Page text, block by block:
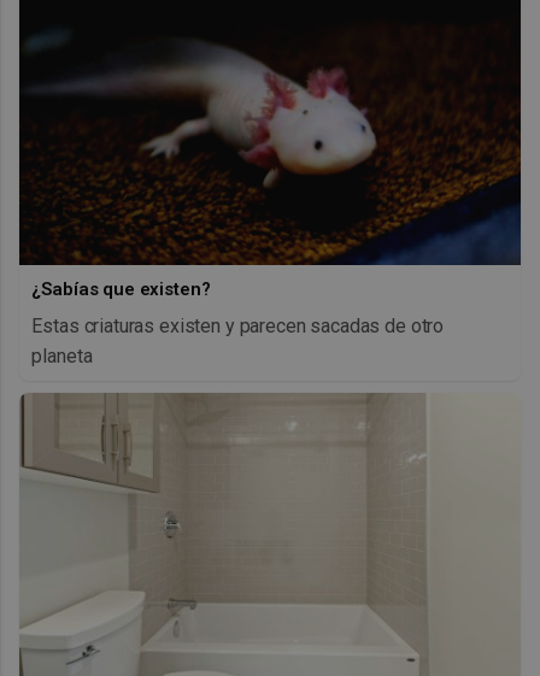
¿Sabías que existen?
Estas criaturas existen y parecen sacadas de otro
planeta